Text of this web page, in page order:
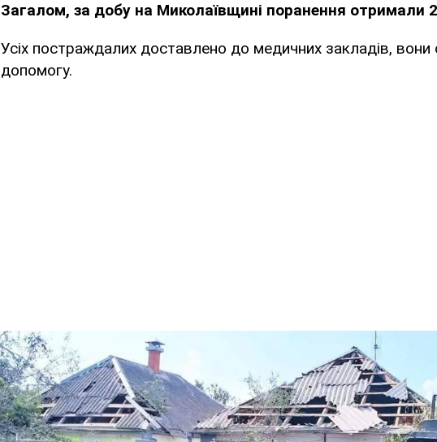
Загалом, за добу на Миколаївщині поранення отримали
Усіх постраждалих доставлено до медичних закладів, вони
допомогу.